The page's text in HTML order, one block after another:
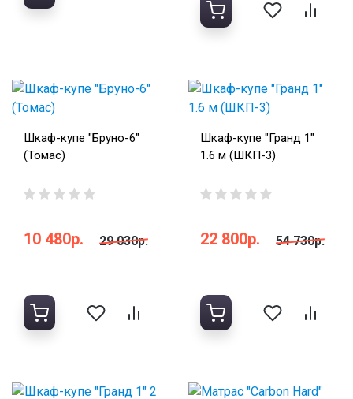
Шкаф-купе "Бруно-6"
(Томас)
10 480р. 29 030р.
Шкаф-купе "Гранд 1"
1.6 м (ШКП-3)
22 800р. 54 730р.